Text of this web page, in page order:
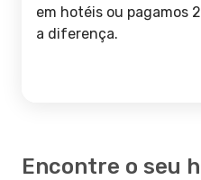
em hotéis ou pagamos
a diferença.
Encontre o seu